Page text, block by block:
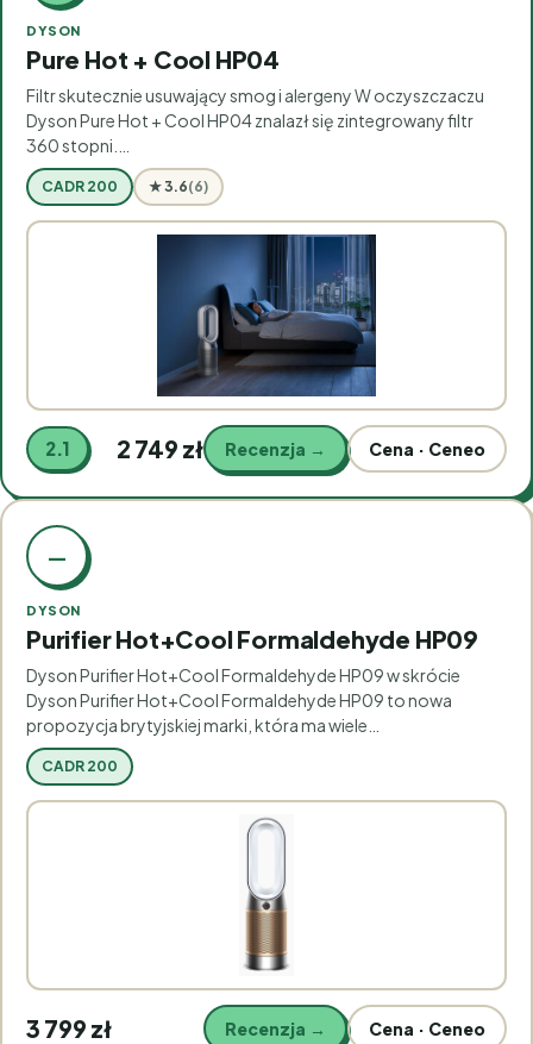
DYSON
Pure Hot + Cool HP04
Filtr skutecznie usuwający smog i alergeny W oczyszczaczu
Dyson Pure Hot + Cool HP04 znalazł się zintegrowany filtr
360 stopni.…
CADR 200 ★ 3.6(6)
2.1 2 749 zł Recenzja → Cena · Ceneo
—
DYSON
Purifier Hot+Cool Formaldehyde HP09
Dyson Purifier Hot+Cool Formaldehyde HP09 w skrócie
Dyson Purifier Hot+Cool Formaldehyde HP09 to nowa
propozycja brytyjskiej marki, która ma wiele…
CADR 200
3 799 zł Recenzja → Cena · Ceneo